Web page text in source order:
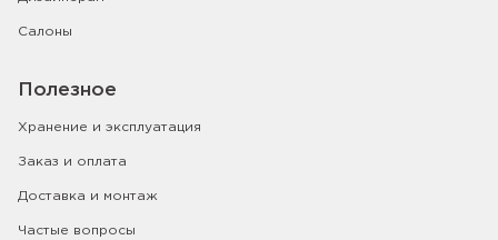
Салоны
Полезное
Хранение и эксплуатация
Заказ и оплата
Доставка и монтаж
Частые вопросы